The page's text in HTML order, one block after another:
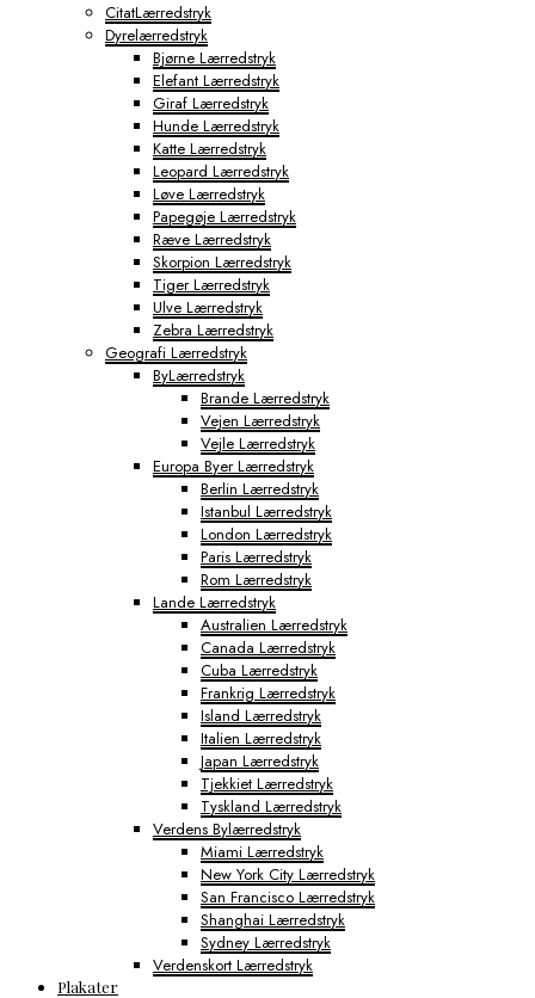
CitatLærredstryk
Dyrelærredstryk
Bjørne Lærredstryk
Elefant Lærredstryk
Giraf Lærredstryk
Hunde Lærredstryk
Katte Lærredstryk
Leopard Lærredstryk
Løve Lærredstryk
Papegøje Lærredstryk
Ræve Lærredstryk
Skorpion Lærredstryk
Tiger Lærredstryk
Ulve Lærredstryk
Zebra Lærredstryk
Geografi Lærredstryk
ByLærredstryk
Brande Lærredstryk
Vejen Lærredstryk
Vejle Lærredstryk
Europa Byer Lærredstryk
Berlin Lærredstryk
Istanbul Lærredstryk
London Lærredstryk
Paris Lærredstryk
Rom Lærredstryk
Lande Lærredstryk
Australien Lærredstryk
Canada Lærredstryk
Cuba Lærredstryk
Frankrig Lærredstryk
Island Lærredstryk
Italien Lærredstryk
Japan Lærredstryk
Tjekkiet Lærredstryk
Tyskland Lærredstryk
Verdens Bylærredstryk
Miami Lærredstryk
New York City Lærredstryk
San Francisco Lærredstryk
Shanghai Lærredstryk
Sydney Lærredstryk
Verdenskort Lærredstryk
Plakater